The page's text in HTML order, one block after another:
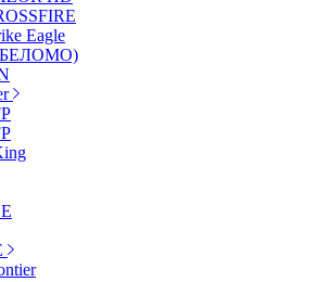
Eagle